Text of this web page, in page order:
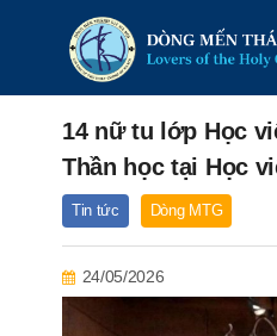
14 nữ tu lớp Học
Thần học tại Học
Tin tức Dòng MTG
24/05/2026